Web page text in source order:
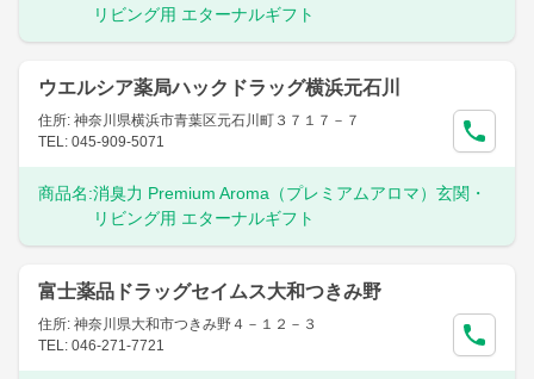
リビング用 エターナルギフト
ウエルシア薬局ハックドラッグ横浜元石川
住所: 神奈川県横浜市青葉区元石川町３７１７－７
TEL: 045-909-5071
商品名:消臭力 Premium Aroma（プレミアムアロマ）玄関・
リビング用 エターナルギフト
富士薬品ドラッグセイムス大和つきみ野
住所: 神奈川県大和市つきみ野４－１２－３
TEL: 046-271-7721